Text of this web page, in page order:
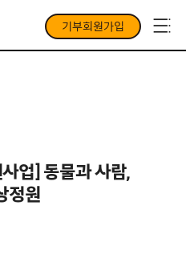
기부회원가입
업] 동물과 사람,
정원